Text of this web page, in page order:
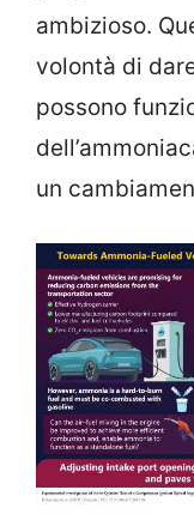
ambizioso.
volontà di
possono
un